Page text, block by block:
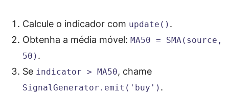
Calcule o indicador com update() .
Obtenha a média móvel: MA50 = SMA(source,
50) .
Se indicator > MA50, chame
SignalGenerator.emit('buy') .